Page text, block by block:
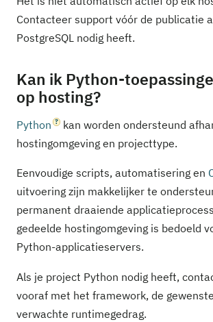
Contacteer support vóór de publicatie
PostgreSQL nodig heeft.
Kan ik Python-
op hosting?
Python
kan worden ondersteund
hostingomgeving en projecttype.
Eenvoudige scripts, automatisering en
uitvoering zijn makkelijker te
permanent draaiende
gedeelde hostingomgeving is bedoeld
Python-applicatieservers.
Als je project Python nodig heeft,
vooraf met het framework, de
verwachte runtimegedrag.